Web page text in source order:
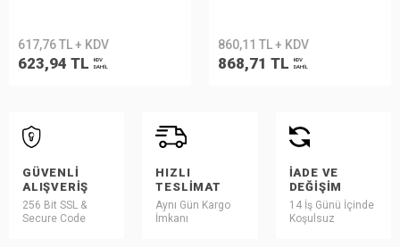
860,11 TL + KDV
868,71 TL
KDV
DAHİL
617,76 TL + KDV
623,94 TL
KDV
DAHİL
GÜVENLI
ALIŞVERIŞ
256 Bit SSL &
Secure Code
HIZLI
TESLIMAT
Aynı Gün Kargo
İmkanı
İADE VE
DEĞIŞIM
14 İş Günü İçinde
Koşulsuz